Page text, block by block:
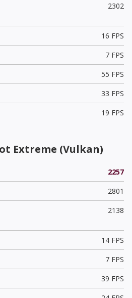
2302
16 FPS
7 FPS
55 FPS
33 FPS
19 FPS
Extreme (Vulkan)
2257
2801
2138
14 FPS
7 FPS
39 FPS